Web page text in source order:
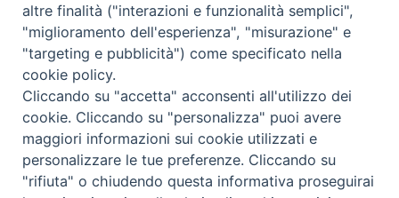
Piazza Giovene 4 – 70056 Molfetta (BA)
comunicazionisociali@diocesimolfetta.it
SEGUICI SU
Facebook
Instagram
X YouTube
Feed
Privacy Policy - trasparenza
altre finalità ("interazioni e funzionalità semplici",
"miglioramento dell'esperienza", "misurazione" e
"targeting e pubblicità") come specificato nella
cookie policy.
Cliccando su "accetta" acconsenti all'utilizzo dei
cookie. Cliccando su "personalizza" puoi avere
maggiori informazioni sui cookie utilizzati e
personalizzare le tue preferenze. Cliccando su
"rifiuta" o chiudendo questa informativa proseguirai